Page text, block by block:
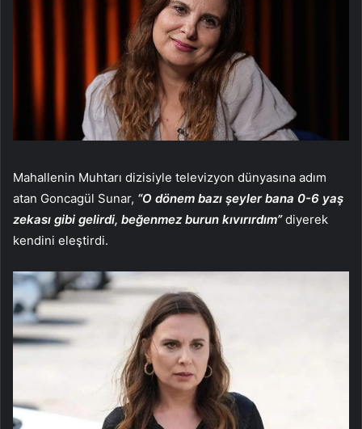
Mahallenin Muhtarı dizisiyle televizyon dünyasına adım
atan Goncagül Sunar, “O dönem bazı şeyler bana 0-6 yaş
zekası gibi gelirdi, beğenmez burun kıvırırdım”diyerek
kendini eleştirdi.